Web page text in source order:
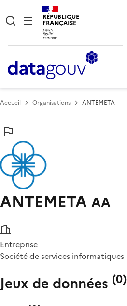
RÉPUBLIQUE
FRANÇAISE
Accueil Organisations ANTEMETA
ANTEMETA AA
Entreprise
Société de services informatiques
Jeux de données (0)